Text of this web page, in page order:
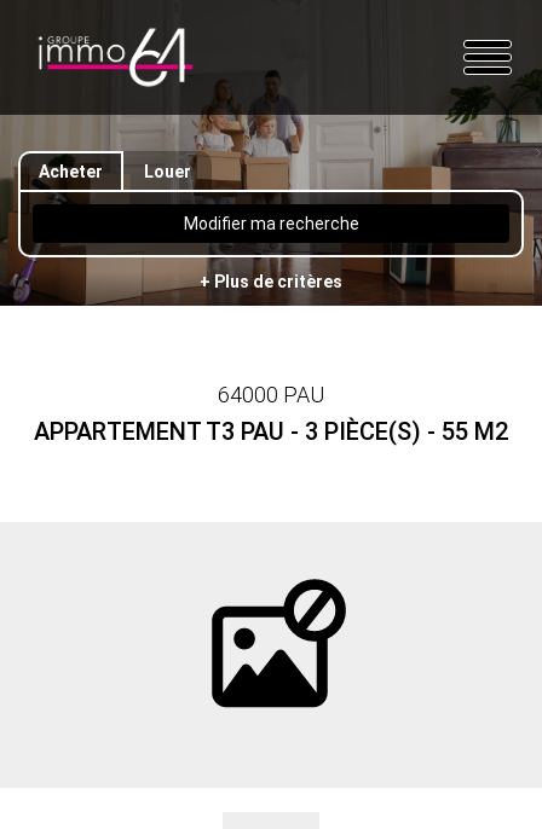
Acheter Louer
Modifier ma recherche
+ Plus de critères
64000 PAU
APPARTEMENT T3 PAU - 3 PIÈCE(S) - 55 M2